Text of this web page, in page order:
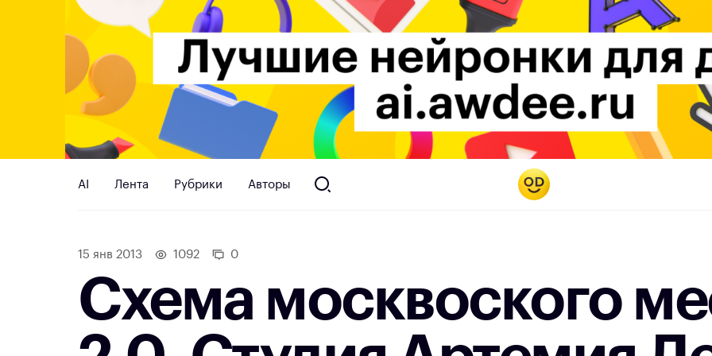
AI Лента Рубрики Авторы
15 янв 2013 1092 0
Схема москвоского